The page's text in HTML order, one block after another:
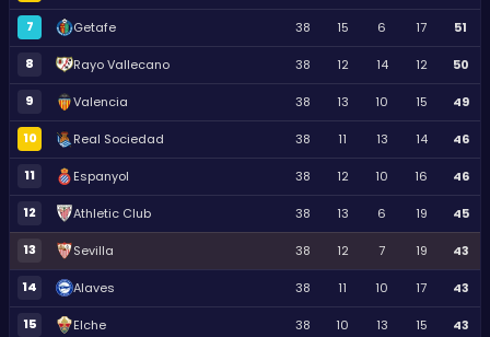
7 Getafe 38 15 6 17 51
8 Rayo Vallecano 38 12 14 12 50
9 Valencia 38 13 10 15 49
10 Real Sociedad 38 11 13 14 46
11 Espanyol 38 12 10 16 46
12 Athletic Club 38 13 6 19 45
13 Sevilla 38 12 7 19 43
14 Alaves 38 11 10 17 43
15 Elche 38 10 13 15 43